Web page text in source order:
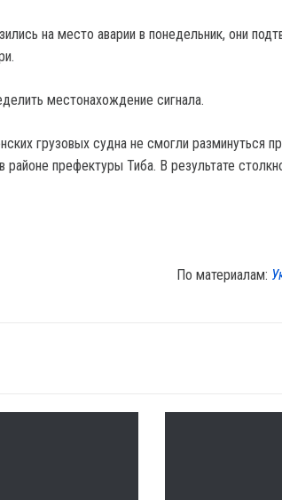
на место аварии в понедельник, они
местонахождение сигнала.
грузовых судна не смогли разминуться
префектуры Тиба. В результате
По материалам: